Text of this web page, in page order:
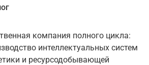
компания полного цикла:
интеллектуальных систем
и ресурсодобывающей